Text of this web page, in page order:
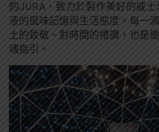
的JURA，致力於製作美好的威
液的風味記憶與生活態度。每一
土的致敬、對時間的禮讚，也是
魂指引。